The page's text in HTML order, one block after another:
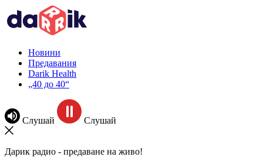
Новини
Предавания
Darik Health
„40 до 40“
Слушай Слушай
Дарик радио - предаване на живо!